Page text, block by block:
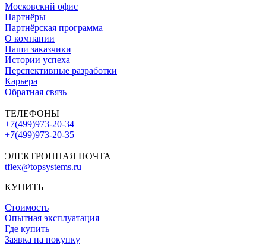
Московский офис
Партнёры
Партнёрская программа
О компании
Наши заказчики
Истории успеха
Перспективные разработки
Карьера
Обратная связь
ТЕЛЕФОНЫ
+7(499)973-20-34
+7(499)973-20-35
ЭЛЕКТРОННАЯ ПОЧТА
tflex@topsystems.ru
КУПИТЬ
Стоимость
Опытная эксплуатация
Где купить
Заявка на покупку